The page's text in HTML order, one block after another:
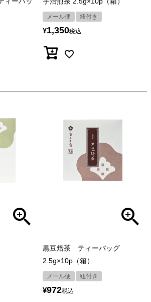
メール便 紐付き
¥1,350税込
黒豆焙茶 ティーバッグ
2.5g×10p（箱）
メール便 紐付き
¥972税込